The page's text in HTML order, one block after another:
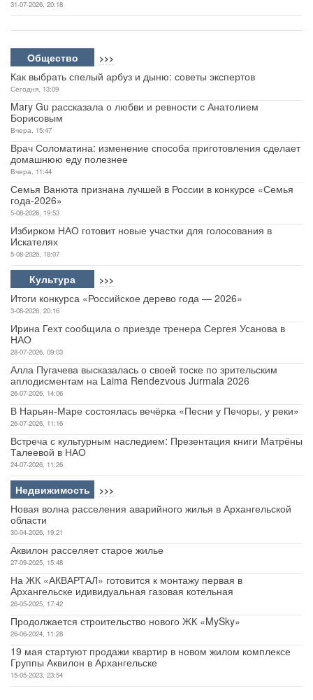
31-07-2026, 20:18
Общество >>>
Как выбрать спелый арбуз и дыню: советы экспертов
Сегодня, 13:09
Mary Gu рассказала о любви и ревности с Анатолием
Борисовым
Вчера, 15:47
Врач Соломатина: изменение способа приготовления сделает
домашнюю еду полезнее
Вчера, 11:44
Семья Ванюта признана лучшей в России в конкурсе «Семья
года-2026»
5-08-2026, 19:53
Избирком НАО готовит новые участки для голосования в
Искателях
5-08-2026, 18:07
Культура >>>
Итоги конкурса «Российское дерево года — 2026»
3-08-2026, 20:16
Ирина Гехт сообщила о приезде тренера Сергея Усанова в
НАО
28-07-2026, 09:03
Алла Пугачева высказалась о своей тоске по зрительским
аплодисментам на Laima Rendezvous Jurmala 2026
26-07-2026, 14:06
В Нарьян-Маре состоялась вечёрка «Песни у Печоры, у реки»
26-07-2026, 11:16
Встреча с культурным наследием: Презентация книги Матрёны
Талеевой в НАО
24-07-2026, 11:26
Недвижимость >>>
Новая волна расселения аварийного жилья в Архангельской
области
30-04-2026, 19:21
Аквилон расселяет старое жилье
27-09-2025, 15:48
На ЖК «АКВАРТАЛ» готовится к монтажу первая в
Архангельске идивидуальная газовая котельная
26-05-2025, 17:42
Продолжается строительство нового ЖК «MySky»
26-06-2024, 11:28
19 мая стартуют продажи квартир в новом жилом комплексе
Группы Аквилон в Архангельске
15-05-2023, 23:54